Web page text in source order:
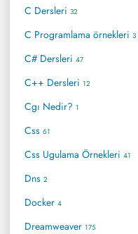
C Dersleri 32
C Programlama örnekleri 3
C# Dersleri 47
C++ Dersleri 12
Cgı Nedir? 1
Css 61
Css Ugulama Örnekleri 41
Dns 2
Docker 4
Dreamweaver 175